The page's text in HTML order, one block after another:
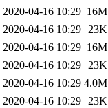
2020-04-16 10:29 16M
2020-04-16 10:29 23K
2020-04-16 10:29 16M
2020-04-16 10:29 23K
2020-04-16 10:29 4.0M
2020-04-16 10:29 23K